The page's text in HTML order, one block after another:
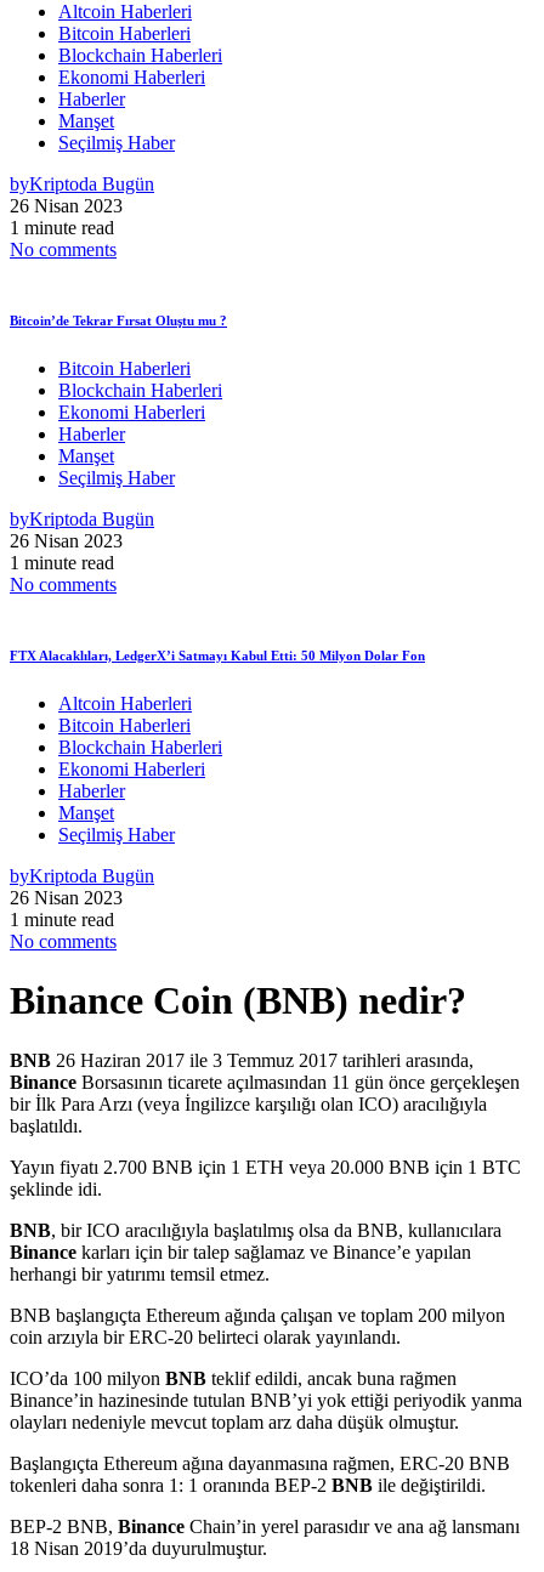
Altcoin Haberleri
Bitcoin Haberleri
Blockchain Haberleri
Ekonomi Haberleri
Haberler
Manşet
Seçilmiş Haber
byKriptoda Bugün
26 Nisan 2023
1 minute read
No comments
Bitcoin’de Tekrar Fırsat Oluştu mu ?
Bitcoin Haberleri
Blockchain Haberleri
Ekonomi Haberleri
Haberler
Manşet
Seçilmiş Haber
byKriptoda Bugün
26 Nisan 2023
1 minute read
No comments
FTX Alacaklıları, LedgerX’i Satmayı Kabul Etti: 50 Milyon Dolar Fon
Altcoin Haberleri
Bitcoin Haberleri
Blockchain Haberleri
Ekonomi Haberleri
Haberler
Manşet
Seçilmiş Haber
byKriptoda Bugün
26 Nisan 2023
1 minute read
No comments
Binance Coin (BNB) nedir?
BNB 26 Haziran 2017 ile 3 Temmuz 2017 tarihleri ​​arasında,
Binance Borsasının ticarete açılmasından 11 gün önce gerçekleşen
bir İlk Para Arzı (veya İngilizce karşılığı olan ICO) aracılığıyla
başlatıldı.
Yayın fiyatı 2.700 BNB için 1 ETH veya 20.000 BNB için 1 BTC
şeklinde idi.
BNB, bir ICO aracılığıyla başlatılmış olsa da BNB, kullanıcılara
Binance karları için bir talep sağlamaz ve Binance’e yapılan
herhangi bir yatırımı temsil etmez.
BNB başlangıçta Ethereum ağında çalışan ve toplam 200 milyon
coin arzıyla bir ERC-20 belirteci olarak yayınlandı.
ICO’da 100 milyon BNB teklif edildi, ancak buna rağmen
Binance’in hazinesinde tutulan BNB’yi yok ettiği periyodik yanma
olayları nedeniyle mevcut toplam arz daha düşük olmuştur.
Başlangıçta Ethereum ağına dayanmasına rağmen, ERC-20 BNB
tokenleri daha sonra 1: 1 oranında BEP-2 BNB ile değiştirildi.
BEP-2 BNB, Binance Chain’in yerel parasıdır ve ana ağ lansmanı
18 Nisan 2019’da duyurulmuştur.